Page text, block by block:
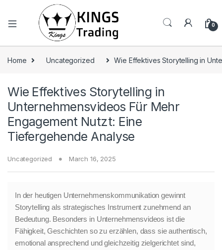
0
Home Uncategorized Wie Effektives Storytelling in
Wie Effektives Storytelling in
Unternehmensvideos Für Mehr
Engagement Nutzt: Eine
Tiefergehende Analyse
Uncategorized March 16, 2025
In der heutigen Unternehmenskommunikation gewinnt
Storytelling als strategisches Instrument zunehmend an
Bedeutung. Besonders in Unternehmensvideos ist die
Fähigkeit, Geschichten so zu erzählen, dass sie authentisch,
emotional ansprechend und gleichzeitig zielgerichtet sind,